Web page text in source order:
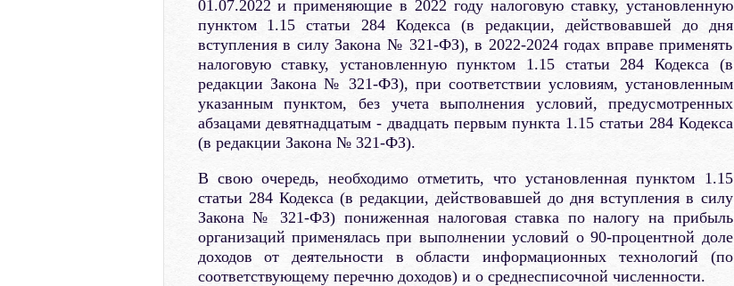
01.07.2022 и применяющие в 2022 году налоговую ставку, установленную
пунктом 1.15 статьи 284 Кодекса (в редакции, действовавшей до дня
вступления в силу Закона № 321-ФЗ), в 2022-2024 годах вправе применять
налоговую ставку, установленную пунктом 1.15 статьи 284 Кодекса (в
редакции Закона № 321-ФЗ), при соответствии условиям, установленным
указанным пунктом, без учета выполнения условий, предусмотренных
абзацами девятнадцатым - двадцать первым пункта 1.15 статьи 284 Кодекса
(в редакции Закона № 321-ФЗ).
В свою очередь, необходимо отметить, что установленная пунктом 1.15
статьи 284 Кодекса (в редакции, действовавшей до дня вступления в силу
Закона № 321-ФЗ) пониженная налоговая ставка по налогу на прибыль
организаций применялась при выполнении условий о 90-процентной доле
доходов от деятельности в области информационных технологий (по
соответствующему перечню доходов) и о среднесписочной численности.